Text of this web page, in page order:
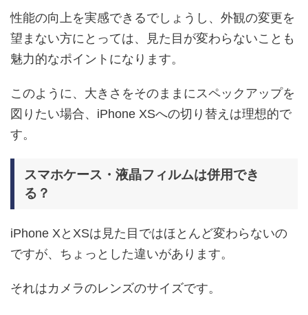
性能の向上を実感できるでしょうし、外観の変更を
望まない方にとっては、見た目が変わらないことも
魅力的なポイントになります。
このように、大きさをそのままにスペックアップを
図りたい場合、iPhone XSへの切り替えは理想的で
す。
スマホケース・液晶フィルムは併用でき
る？
iPhone XとXSは見た目ではほとんど変わらないの
ですが、ちょっとした違いがあります。
それはカメラのレンズのサイズです。